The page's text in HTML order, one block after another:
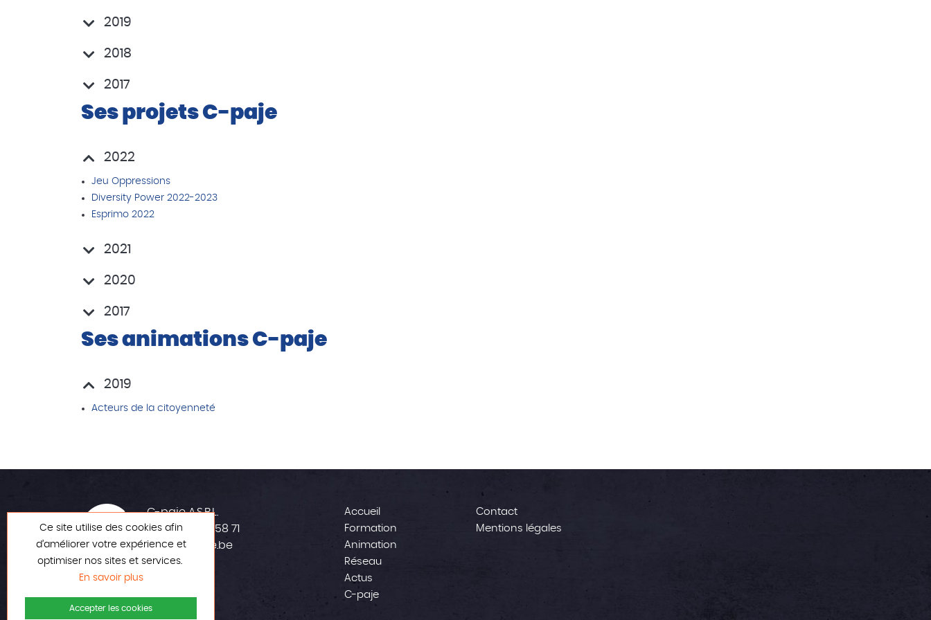
2019
2018
2017
Ses projets C-paje
2022
Jeu Oppressions
Diversity Power 2022-2023
Esprimo 2022
2021
2020
2017
Ses animations C-paje
2019
Acteurs de la citoyenneté
C-paje A.S.B.L.
+32 (0)42 23 58 71
info@c-paje.be
Accueil
Formation
Animation
Réseau
Actus
C-paje
Contact
Mentions légales
Ce site utilise des cookies afin
d’améliorer votre expérience et
optimiser nos sites et services.
En savoir plus
Accepter les cookies